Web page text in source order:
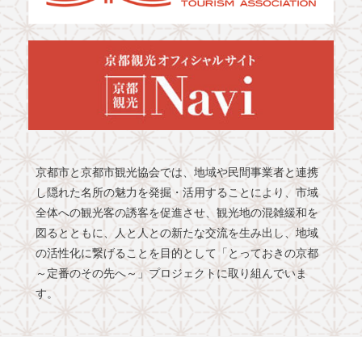
京都市と京都市観光協会では、地域や民間事業者と連携
し隠れた名所の魅力を発掘・活用することにより、市域
全体への観光客の誘客を促進させ、観光地の混雑緩和を
図るとともに、人と人との新たな交流を生み出し、地域
の活性化に繋げることを目的として「とっておきの京都
～定番のその先へ～」プロジェクトに取り組んでいま
す。